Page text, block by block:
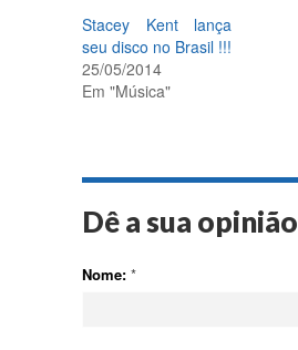
Stacey Kent lança
seu disco no Brasil !!!
25/05/2014
Em "Música"
Dê a sua opinião
Nome: *